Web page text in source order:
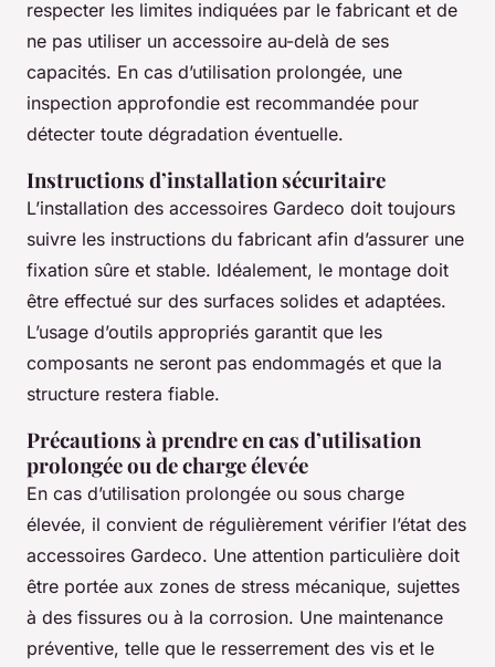
respecter les limites indiquées par le fabricant et de
ne pas utiliser un accessoire au-delà de ses
capacités. En cas d’utilisation prolongée, une
inspection approfondie est recommandée pour
détecter toute dégradation éventuelle.
Instructions d’installation sécuritaire
L’installation des accessoires Gardeco doit toujours
suivre les instructions du fabricant afin d’assurer une
fixation sûre et stable. Idéalement, le montage doit
être effectué sur des surfaces solides et adaptées.
L’usage d’outils appropriés garantit que les
composants ne seront pas endommagés et que la
structure restera fiable.
Précautions à prendre en cas d’utilisation
prolongée ou de charge élevée
En cas d’utilisation prolongée ou sous charge
élevée, il convient de régulièrement vérifier l’état des
accessoires Gardeco. Une attention particulière doit
être portée aux zones de stress mécanique, sujettes
à des fissures ou à la corrosion. Une maintenance
préventive, telle que le resserrement des vis et le